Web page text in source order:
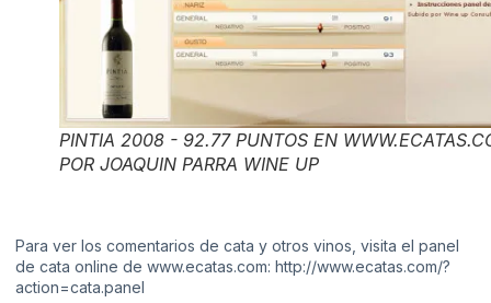
PINTIA 2008 - 92.77 PUNTOS EN
POR JOAQUIN PARRA WINE UP
Para ver los comentarios de cata y otros vinos, visita el panel
de cata online de www.ecatas.com: http://www.ecatas.com/?
action=cata.panel